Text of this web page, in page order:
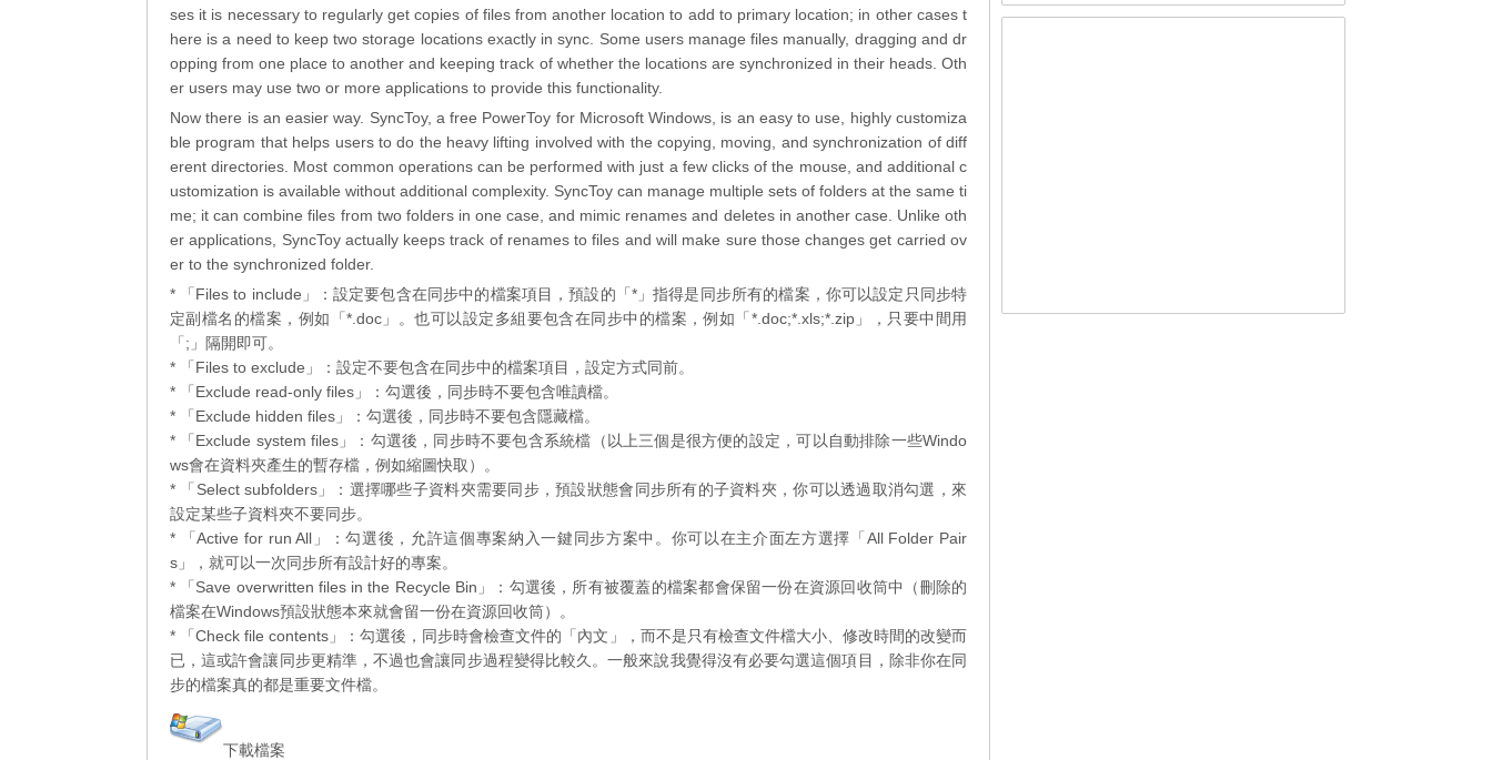
ses it is necessary to regularly get copies of files from another location to add to primary location; in other cases t
here is a need to keep two storage locations exactly in sync. Some users manage files manually, dragging and dr
opping from one place to another and keeping track of whether the locations are synchronized in their heads. Oth
er users may use two or more applications to provide this functionality.
Now there is an easier way. SyncToy, a free PowerToy for Microsoft Windows, is an easy to use, highly customiza
ble program that helps users to do the heavy lifting involved with the copying, moving, and synchronization of diff
erent directories. Most common operations can be performed with just a few clicks of the mouse, and additional c
ustomization is available without additional complexity. SyncToy can manage multiple sets of folders at the same ti
me; it can combine files from two folders in one case, and mimic renames and deletes in another case. Unlike oth
er applications, SyncToy actually keeps track of renames to files and will make sure those changes get carried ov
er to the synchronized folder.
* 「Files to include」：設定要包含在同步中的檔案項目，預設的「*」指得是同步所有的檔案，你可以設定只同步特
定副檔名的檔案，例如「*.doc」。也可以設定多組要包含在同步中的檔案，例如「*.doc;*.xls;*.zip」，只要中間用
「;」隔開即可。
* 「Files to exclude」：設定不要包含在同步中的檔案項目，設定方式同前。
* 「Exclude read-only files」：勾選後，同步時不要包含唯讀檔。
* 「Exclude hidden files」：勾選後，同步時不要包含隱藏檔。
* 「Exclude system files」：勾選後，同步時不要包含系統檔（以上三個是很方便的設定，可以自動排除一些Windo
ws會在資料夾產生的暫存檔，例如縮圖快取）。
* 「Select subfolders」：選擇哪些子資料夾需要同步，預設狀態會同步所有的子資料夾，你可以透過取消勾選，來
設定某些子資料夾不要同步。
* 「Active for run All」：勾選後，允許這個專案納入一鍵同步方案中。你可以在主介面左方選擇「All Folder Pair
s」，就可以一次同步所有設計好的專案。
* 「Save overwritten files in the Recycle Bin」：勾選後，所有被覆蓋的檔案都會保留一份在資源回收筒中（刪除的
檔案在Windows預設狀態本來就會留一份在資源回收筒）。
* 「Check file contents」：勾選後，同步時會檢查文件的「內文」，而不是只有檢查文件檔大小、修改時間的改變而
已，這或許會讓同步更精準，不過也會讓同步過程變得比較久。一般來說我覺得沒有必要勾選這個項目，除非你在同
步的檔案真的都是重要文件檔。
下載檔案